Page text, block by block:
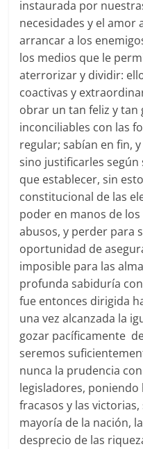
instaurada por
necesidades y el amor
arrancar a los
los medios que le
aterrorizar y dividir:
coactivas y
obrar un tan feliz y tan
inconciliables con las
regular; sabían en fin,
sino justificarles
que establecer, sin
constitucional de las
poder en manos de
abusos, y perder para
oportunidad de
imposible para las
profunda sabiduría
fue entonces dirigida
una vez alcanzada la
gozar pacíficamente
seremos
nunca la prudencia
legisladores,
fracasos y las
mayoría de la nación,
desprecio de las